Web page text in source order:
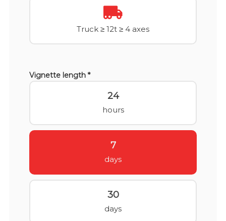
Truck ≥ 12t ≥ 4 axes
Vignette length *
24
hours
7
days
30
days